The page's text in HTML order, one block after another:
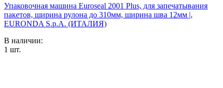
Упаковочная машина Euroseal 2001 Plus, для запечатывания
пакетов, ширина рулона до 310мм, ширина шва 12мм |,
EURONDA S.p.A. (ИТАЛИЯ)
В наличии:
1 шт.